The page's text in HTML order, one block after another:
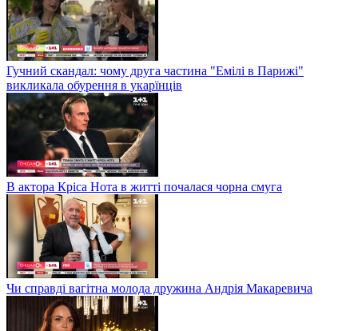
Гучний скандал: чому друга частина "Емілі в Парижі"
викликала обурення в укарїнців
В актора Кріса Нота в житті почалася чорна смуга
Чи справді вагітна молода дружина Андрія Макаревича